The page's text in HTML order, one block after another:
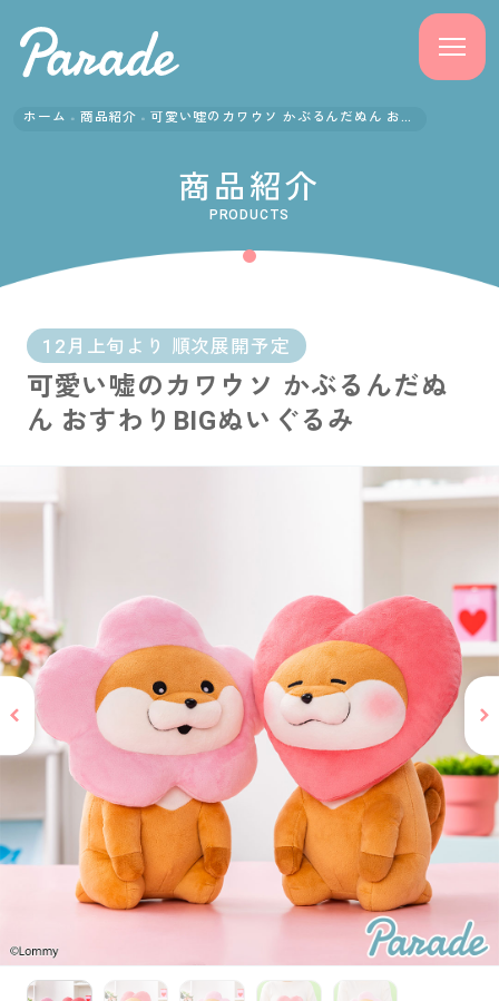
よくある質問
会社概要
採用情報
PRIZE 公式 Instagram
CAPSULE TOY 公式 X
CAPSULE TOY 公式 Instagram
プライバシーポリシー
ホーム 商品紹介 可愛い嘘のカワウソ かぶるんだぬん おすわりBIGぬいぐるみ
商品紹介
PRODUCTS
12月上旬より 順次展開予定
可愛い嘘のカワウソ かぶるんだぬ
ん おすわりBIGぬいぐるみ